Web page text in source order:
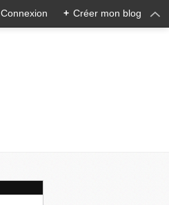
Connexion + Créer mon blog